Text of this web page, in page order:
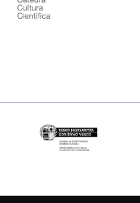
Eusko
Jaurlaritza